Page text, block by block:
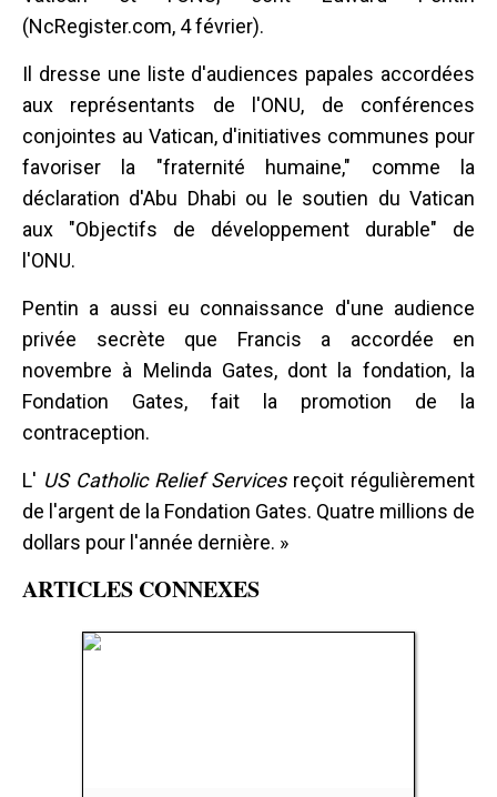
(NcRegister.com, 4 février).
Il dresse une liste d'audiences papales accordées
aux représentants de l'ONU, de conférences
conjointes au Vatican, d'initiatives communes pour
favoriser la "fraternité humaine," comme la
déclaration d'Abu Dhabi ou le soutien du Vatican
aux "Objectifs de développement durable" de
l'ONU.
Pentin a aussi eu connaissance d'une audience
privée secrète que Francis a accordée en
novembre à Melinda Gates, dont la fondation, la
Fondation Gates, fait la promotion de la
contraception.
L' US Catholic Relief Servicesreçoit régulièrement
de l'argent de la Fondation Gates. Quatre millions de
dollars pour l'année dernière. »
ARTICLES CONNEXES